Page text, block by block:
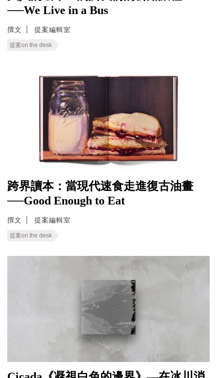
──We Live in a Bus
撰文 提案編輯室
提案on the desk
跨界讀本：當現代速食走進復古油畫
──Good Enough to Eat
撰文 提案編輯室
提案on the desk